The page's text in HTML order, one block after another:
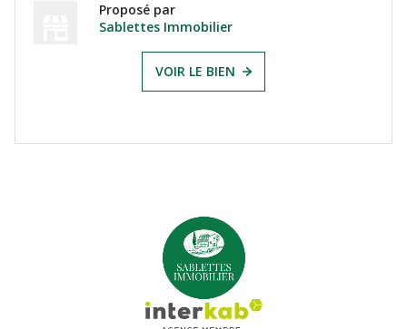
Proposé par
Sablettes Immobilier
VOIR LE BIEN